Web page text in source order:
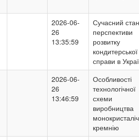
2026-06-
26
13:35:59
Сучасний
перспективи
розвитку
кондитерської
справи в
2026-06-
26
13:46:59
Особливості
технологічної
схеми
виробництва
кремнію